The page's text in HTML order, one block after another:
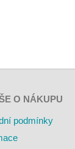
O NÁKUPU
podmínky